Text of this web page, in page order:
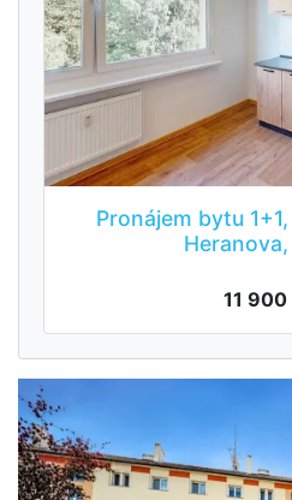
Pronájem bytu
11 900